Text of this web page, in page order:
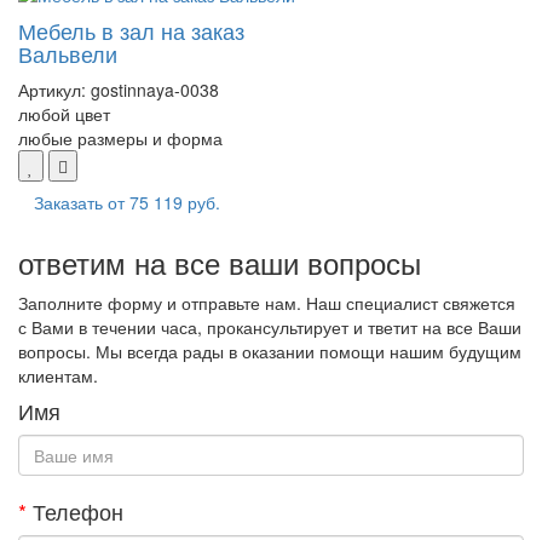
Мебель в зал на заказ
Вальвели
Артикул: gostinnaya-0038
любой цвет
любые размеры и форма
Заказать от75 119 руб.
ответим на все ваши вопросы
Заполните форму и отправьте нам. Наш специалист свяжется
с Вами в течении часа, прокансультирует и тветит на все Ваши
вопросы. Мы всегда рады в оказании помощи нашим будущим
клиентам.
Имя
* Телефон